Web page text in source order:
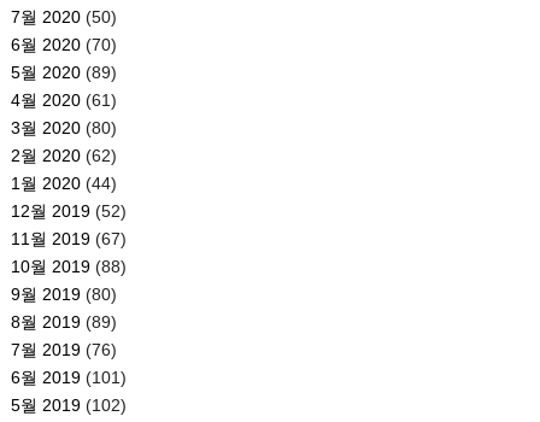
7월 2020(50)
6월 2020(70)
5월 2020(89)
4월 2020(61)
3월 2020(80)
2월 2020(62)
1월 2020(44)
12월 2019(52)
11월 2019(67)
10월 2019(88)
9월 2019(80)
8월 2019(89)
7월 2019(76)
6월 2019(101)
5월 2019(102)